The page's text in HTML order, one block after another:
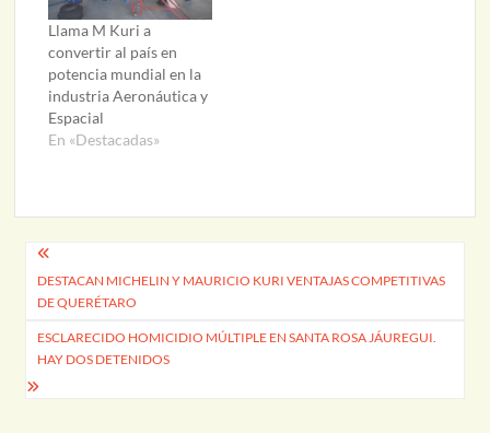
Llama M Kuri a
convertir al país en
potencia mundial en la
industria Aeronáutica y
Espacial
En «Destacadas»
Navegación
de
entradas
DESTACAN MICHELIN Y MAURICIO KURI VENTAJAS COMPETITIVAS
DE QUERÉTARO
ESCLARECIDO HOMICIDIO MÚLTIPLE EN SANTA ROSA JÁUREGUI.
HAY DOS DETENIDOS